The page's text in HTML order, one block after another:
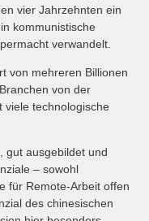
vier Jahrzehnten ein
kommunistische
verwandelt.
von mehreren Billionen
von der
viele technologische
gut ausgebildet und
– sowohl
für Remote‑Arbeit offen
des chinesischen